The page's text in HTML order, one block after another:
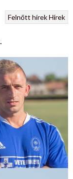
Felnőtt hírekHírek